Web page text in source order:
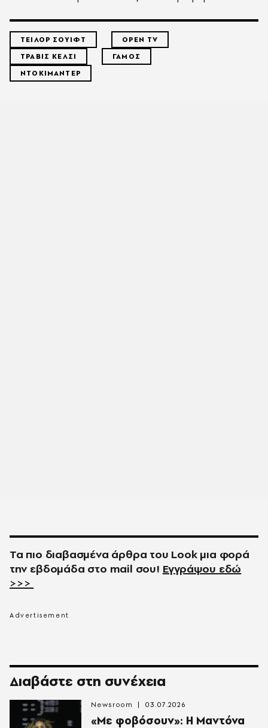
ΤΕΙΛΟΡ ΣΟΥΙΦΤ
OPEN TV
ΤΡΑΒΙΣ ΚΕΛΣΙ
ΓΑΜΟΣ
ΝΤΟΚΙΜΑΝΤΕΡ
Τα πιο διαβασμένα άρθρα του Look μια φορά
την εβδομάδα στο mail σου! Εγγράψου εδώ
>>>
Διαβάστε στη συνέχεια
«Με φοβόσουν»: Η Μαντόνα
Newsroom 03.07.2026